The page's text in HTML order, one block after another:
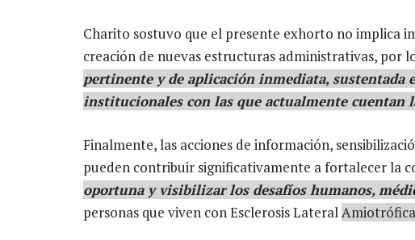
Charito sostuvo que el presente exhorto no implica
creación de nuevas estructuras administrativas, por
pertinente y de aplicación inmediata, sustentada
institucionales con las que actualmente cuentan
Finalmente, las acciones de información,
pueden contribuir significativamente a fortalecer la
oportuna y visibilizar los desafíos humanos,
personas que viven con Esclerosis Lateral